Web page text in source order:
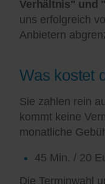
Verhältnis" und
uns erfolgreich
Anbietern
Was kostet
Sie zahlen rein
kommt keine
monatliche
45 Min. / 20
Die Terminwahl